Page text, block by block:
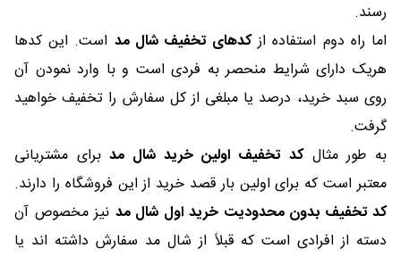
رسند.
اما راه دوم استفاده ازکدهای تخفیف شال مد است. این کدها
هریک دارای شرایط منحصر به فردی است و با وارد نمودن آن
روی سبد خرید، درصد یا مبلغی از کل سفارش را تخفیف خواهید
گرفت.
به طور مثالکد تخفیف اولین خرید شال مدبرای مشتریانی
معتبر است که برای اولین بار قصد خرید از این فروشگاه را دارند.
کد تخفیف بدون محدودیت خرید اول شال مد نیز مخصوص آن
دسته از افرادی است که قبلاً از شال مد سفارش داشته اند یا